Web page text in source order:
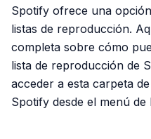
Spotify ofrece una
listas de reproducción.
completa sobre cómo
lista de reproducción de
acceder a esta carpeta
Spotify desde el menú de